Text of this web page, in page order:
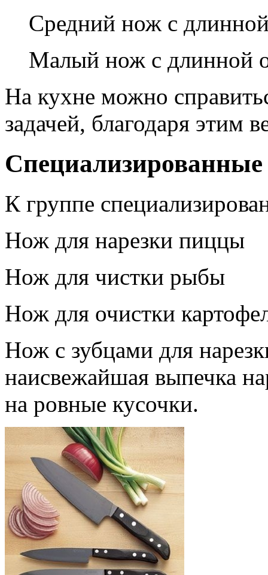
Средний нож с
Малый нож с длинной
На кухне можно
задачей, благодаря
К группе
Нож для нарезки пиццы
Нож для чистки рыбы
Нож для очистки
Нож с зубцами для
наисвежайшая выпечка
на ровные кусочки.